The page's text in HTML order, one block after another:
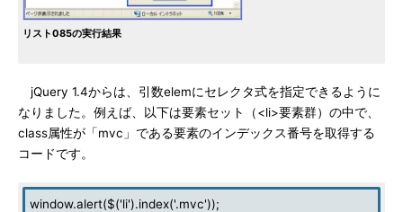
リスト085の実行結果
jQuery 1.4からは、引数elemにセレクタ式を指定できるように
なりました。例えば、以下は要素セット（<li>要素群）の中で、
class属性が「mvc」である要素のインデックス番号を取得する
コードです。
window.alert($('li').index('.mvc'));